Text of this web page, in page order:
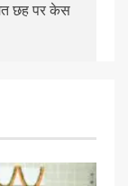
छह पर केस